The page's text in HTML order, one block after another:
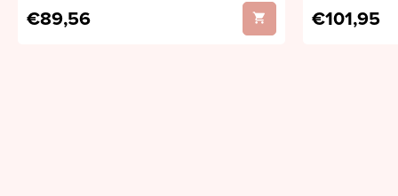
€89,56 €101,95